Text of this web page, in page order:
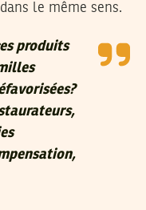
le même sens.
produits